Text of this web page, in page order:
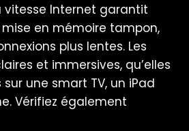
Internet garantit
en mémoire tampon,
plus lentes. Les
et immersives, qu’elles
une smart TV, un iPad
Vérifiez également